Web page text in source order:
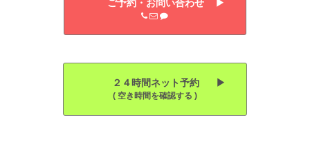
ご予約・お問い合わせ ▶︎
２４時間ネット予約 ▶︎
( 空き時間を確認する )